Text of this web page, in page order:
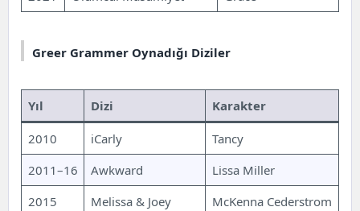
Greer Grammer Oynadığı Diziler
Yıl Dizi Karakter
2010 iCarly
Tancy
2011–16
Awkward
Lissa Miller
2015
Melissa & Joey
McKenna Cederstrom